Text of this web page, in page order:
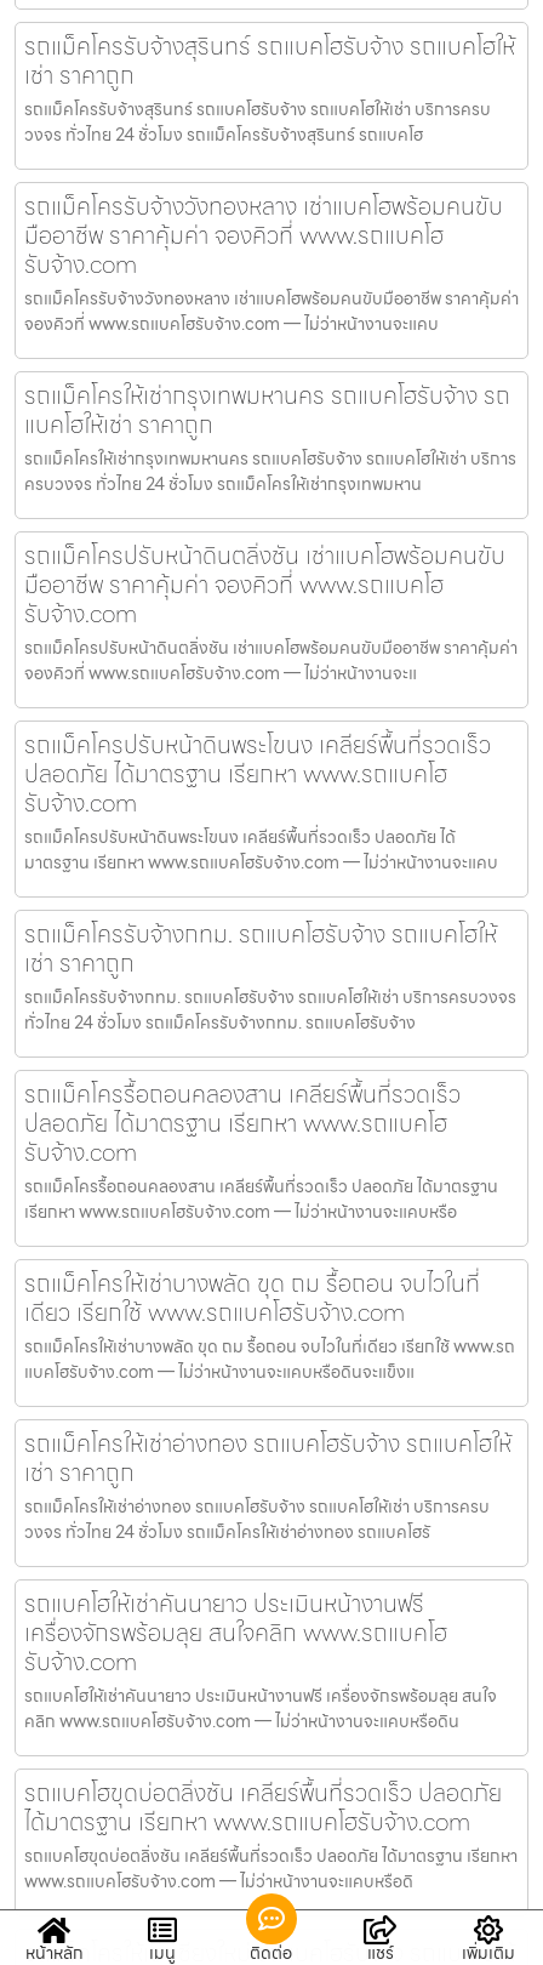
รถแม็คโครรับจ้างสุรินทร์ รถแบคโฮรับจ้าง รถแบคโฮให้
เช่า ราคาถูก
รถแม็คโครรับจ้างสุรินทร์ รถแบคโฮรับจ้าง รถแบคโฮให้เช่า บริการครบ
วงจร ทั่วไทย 24 ชั่วโมง รถแม็คโครรับจ้างสุรินทร์ รถแบคโฮ
รถแม็คโครรับจ้างวังทองหลาง เช่าแบคโฮพร้อมคนขับ
มืออาชีพ ราคาคุ้มค่า จองคิวที่ www.รถแบคโฮ
รับจ้าง.com
รถแม็คโครรับจ้างวังทองหลาง เช่าแบคโฮพร้อมคนขับมืออาชีพ ราคาคุ้มค่า
จองคิวที่ www.รถแบคโฮรับจ้าง.com — ไม่ว่าหน้างานจะแคบ
รถแม็คโครให้เช่ากรุงเทพมหานคร รถแบคโฮรับจ้าง รถ
แบคโฮให้เช่า ราคาถูก
รถแม็คโครให้เช่ากรุงเทพมหานคร รถแบคโฮรับจ้าง รถแบคโฮให้เช่า บริการ
ครบวงจร ทั่วไทย 24 ชั่วโมง รถแม็คโครให้เช่ากรุงเทพมหาน
รถแม็คโครปรับหน้าดินตลิ่งชัน เช่าแบคโฮพร้อมคนขับ
มืออาชีพ ราคาคุ้มค่า จองคิวที่ www.รถแบคโฮ
รับจ้าง.com
รถแม็คโครปรับหน้าดินตลิ่งชัน เช่าแบคโฮพร้อมคนขับมืออาชีพ ราคาคุ้มค่า
จองคิวที่ www.รถแบคโฮรับจ้าง.com — ไม่ว่าหน้างานจะแ
รถแม็คโครปรับหน้าดินพระโขนง เคลียร์พื้นที่รวดเร็ว
ปลอดภัย ได้มาตรฐาน เรียกหา www.รถแบคโฮ
รับจ้าง.com
รถแม็คโครปรับหน้าดินพระโขนง เคลียร์พื้นที่รวดเร็ว ปลอดภัย ได้
มาตรฐาน เรียกหา www.รถแบคโฮรับจ้าง.com — ไม่ว่าหน้างานจะแคบ
รถแม็คโครรับจ้างกทม. รถแบคโฮรับจ้าง รถแบคโฮให้
เช่า ราคาถูก
รถแม็คโครรับจ้างกทม. รถแบคโฮรับจ้าง รถแบคโฮให้เช่า บริการครบวงจร
ทั่วไทย 24 ชั่วโมง รถแม็คโครรับจ้างกทม. รถแบคโฮรับจ้าง
รถแม็คโครรื้อถอนคลองสาน เคลียร์พื้นที่รวดเร็ว
ปลอดภัย ได้มาตรฐาน เรียกหา www.รถแบคโฮ
รับจ้าง.com
รถแม็คโครรื้อถอนคลองสาน เคลียร์พื้นที่รวดเร็ว ปลอดภัย ได้มาตรฐาน
เรียกหา www.รถแบคโฮรับจ้าง.com — ไม่ว่าหน้างานจะแคบหรือ
รถแม็คโครให้เช่าบางพลัด ขุด ถม รื้อถอน จบไวในที่
เดียว เรียกใช้ www.รถแบคโฮรับจ้าง.com
รถแม็คโครให้เช่าบางพลัด ขุด ถม รื้อถอน จบไวในที่เดียว เรียกใช้ www.รถ
แบคโฮรับจ้าง.com — ไม่ว่าหน้างานจะแคบหรือดินจะแข็งแ
รถแม็คโครให้เช่าอ่างทอง รถแบคโฮรับจ้าง รถแบคโฮให้
เช่า ราคาถูก
รถแม็คโครให้เช่าอ่างทอง รถแบคโฮรับจ้าง รถแบคโฮให้เช่า บริการครบ
วงจร ทั่วไทย 24 ชั่วโมง รถแม็คโครให้เช่าอ่างทอง รถแบคโฮรั
รถแบคโฮให้เช่าคันนายาว ประเมินหน้างานฟรี
เครื่องจักรพร้อมลุย สนใจคลิก www.รถแบคโฮ
รับจ้าง.com
รถแบคโฮให้เช่าคันนายาว ประเมินหน้างานฟรี เครื่องจักรพร้อมลุย สนใจ
คลิก www.รถแบคโฮรับจ้าง.com — ไม่ว่าหน้างานจะแคบหรือดิน
รถแบคโฮขุดบ่อตลิ่งชัน เคลียร์พื้นที่รวดเร็ว ปลอดภัย
ได้มาตรฐาน เรียกหา www.รถแบคโฮรับจ้าง.com
รถแบคโฮขุดบ่อตลิ่งชัน เคลียร์พื้นที่รวดเร็ว ปลอดภัย ได้มาตรฐาน เรียกหา
www.รถแบคโฮรับจ้าง.com — ไม่ว่าหน้างานจะแคบหรือดิ
รถแม็คโครให้เช่าเชียงใหม่ รถแบคโฮรับจ้าง รถแบคโฮให้
หน้าหลัก เมนู ติดต่อ แชร์ เพิ่มเติม